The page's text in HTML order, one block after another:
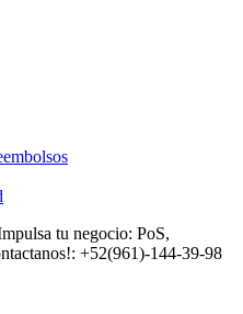
tu negocio: PoS,
+52(961)-144-39-98